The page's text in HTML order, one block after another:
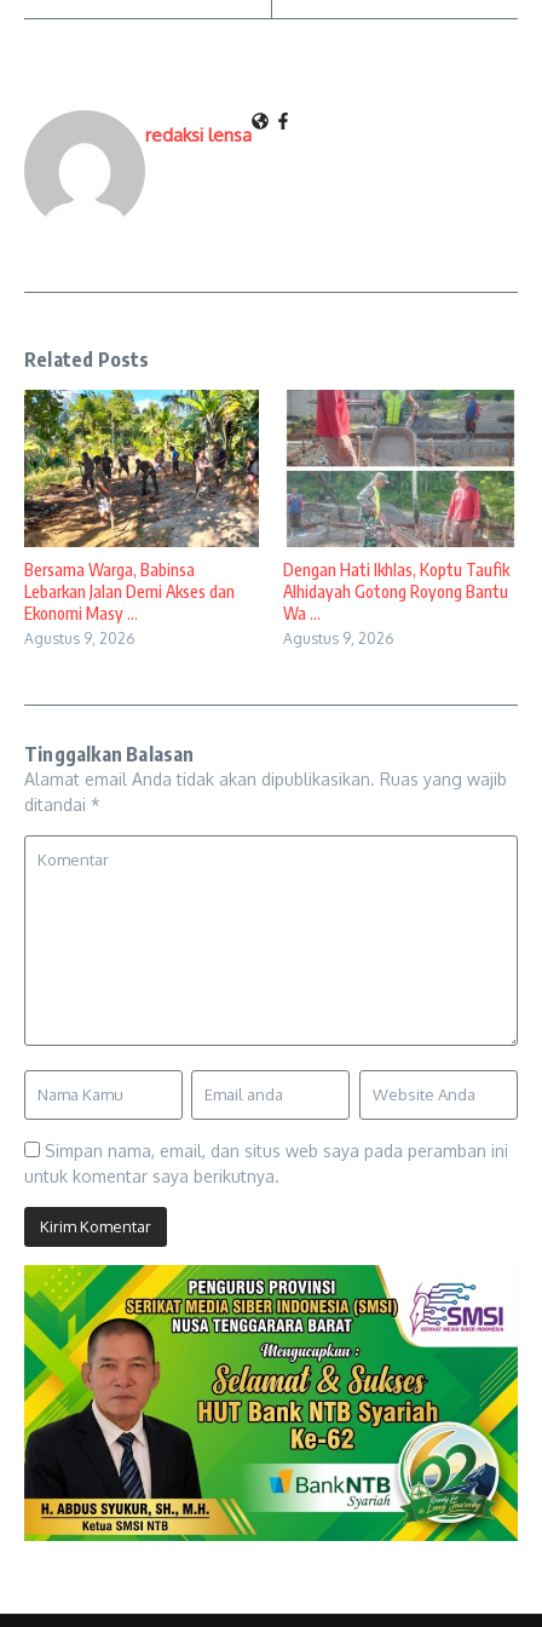
redaksi lensa
Related Posts
Bersama Warga, Babinsa
Lebarkan Jalan Demi Akses dan
Ekonomi Masy ...
Agustus 9, 2026
Dengan Hati Ikhlas, Koptu Taufik
Alhidayah Gotong Royong Bantu
Wa ...
Agustus 9, 2026
Tinggalkan Balasan
Alamat email Anda tidak akan dipublikasikan. Ruas yang wajib
ditandai *
Simpan nama, email, dan situs web saya pada peramban ini
untuk komentar saya berikutnya.